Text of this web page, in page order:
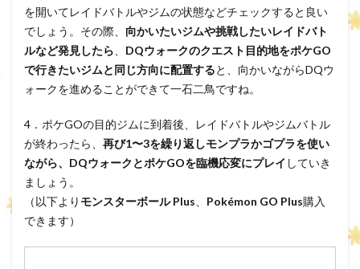
を開いてレイドバトルやジムの状態などチェックすると良い
でしょう。その際、 向かいたいジムや挑戦したいレイドバト
ルなど発見したら
DQウォークのクエスト目的地をポケGO
で行きたいジムと同じ方向に配置すると、向かいながらDQウ
ォークを進めることができて一石二鳥ですね。
4．ポケGOの目的ジムに到着後、レイドバトルやジムバトル
が終わったら、 再び1〜3を繰り返しモンプラかゴプラを使い
ながら、DQウォークとポケGOを臨機応変にプレイ していき
ましょう。
（以下より モンスターボール Plus Pokémon GO Plus購入
できます）